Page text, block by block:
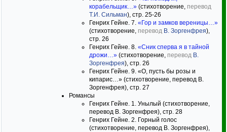
корабельщик…» (стихотворение, перевод
Т.И. Сильман), стр. 25-26
Генрих Гейне. 7. «Гор и замков вереницы…»
(стихотворение, перевод В. Зоргенфрея),
стр. 26
Генрих Гейне. 8. «Сник сперва я в тайной
дрожи…» (стихотворение, перевод В.
Зоргенфрея), стр. 26
Генрих Гейне. 9. «О, пусть бы розы и
кипарис…» (стихотворение, перевод В.
Зоргенфрея), стр. 27
Романсы
Генрих Гейне. 1. Унылый (стихотворение,
перевод В. Зоргенфрея), стр. 28
Генрих Гейне. 2. Горный голос
(стихотворение, перевод В. Зоргенфрея),